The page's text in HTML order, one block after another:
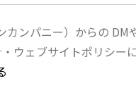
ンパニー）からの
ウェブサイトポリシー